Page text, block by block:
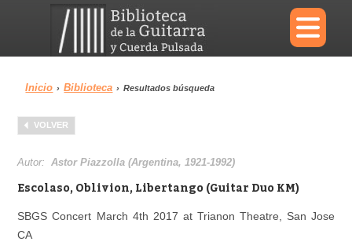
×
Menu
Biblioteca Diccionario
Inicio › Biblioteca › Resultados búsqueda
VOLVER
Autor:Astor Piazzolla (Argentina, 1921-1992)
Escolaso, Oblivion, Libertango (Guitar Duo KM)
SBGS Concert March 4th 2017 at Trianon Theatre, San Jose
CA